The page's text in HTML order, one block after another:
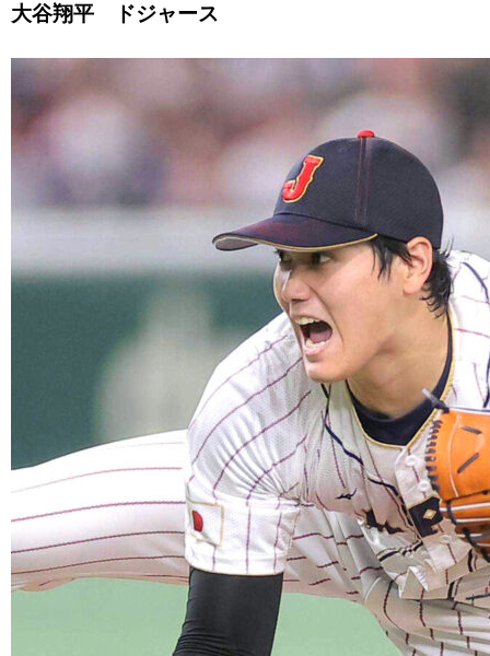
大谷翔平 ドジャース